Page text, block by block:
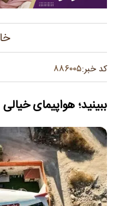
کد خبر:۸۸۶۰۰۵
ببینید؛ هواپیمای